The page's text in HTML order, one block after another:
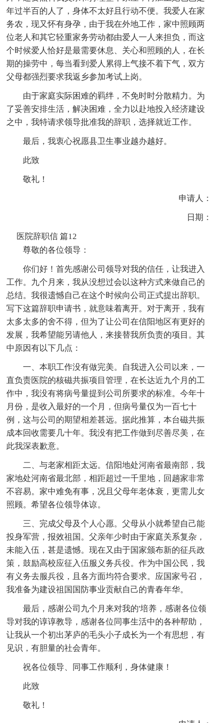
年过半百的人了，身体不太好且行动不便。我爱人在家
务农，现又怀有身孕，由于我在外地工作，家中照顾两
位老人和其它轻重家务劳动都由爱人一人来担负，而这
个时候爱人恰好是最需要休息、关心和照顾的人，在长
期的操劳中，每当看到爱人累得上气接不着下气，双方
父母都强烈要求我返乡参加考试上岗。
由于家庭实际困难的羁绊，不免时时分散精力。为
了妥善安排生活，解决困难，全力以赴地投入经济建设
之中，我特请求领导批准我的辞职，选择就近工作。
最后，我衷心祝愿县卫生事业越办越好。
此致
敬礼！
申请人：
日期：
医院辞职信 篇12
尊敬的各位领导：
你们好！首先感谢公司领导对我的信任，让我进入
工作。九个月来，我从没想过会以这种方式来做自己的
总结。我很遗憾自己在这个时候向公司正式提出辞职。
写下这篇辞职申请书，就意味着离开。对于离开，我有
太多太多的舍不得，但为了让公司在信阳地区有更好的
发展，我希望能另请他人，来接替我所负责的项目。其
中原因有以下几点：
一、本职工作没有做完美。自我进入公司以来，一
直负责医院的核磁共振项目管理，在长达近九个月的工
作中，我没有将病号量提到公司所要求的标准。今年十
月份，是收入最好的一个月，但病号量仅为一百七十
例，这与公司的期望相差甚远。据此推算，本台磁共振
成本回收需要几十年。我没有把工作做到尽善尽美，在
此我深表歉意。
二、与老家相距太远。信阳地处河南省最南部，我
家地处河南省最北部，相距超过一千里地，回趟家非常
不容易。家中难免有事，况且父母年老体衰，更需儿女
照顾。希望各位领导体谅。
三、完成父母及个人心愿。父母从小就希望自己能
投身军营，报效祖国。父亲年少时由于家庭关系复杂，
未能入伍，甚是遗憾。现在又由于国家颁布新的征兵政
策，鼓励高校应征入伍服义务兵役。作为中国公民，我
有义务去服兵役，且各方面均符合要求。应国家号召，
我准备为建设祖国国防事业贡献自己的青春年华。
最后，感谢公司九个月来对我的'培养，感谢各位领
导对我的谆谆教导，感谢各位同事生活中的各种帮助，
让我从一个初出茅庐的毛头小子成长为一个有思想，有
见识，有胆量的社会青年。
祝各位领导、同事工作顺利，身体健康！
此致
敬礼！